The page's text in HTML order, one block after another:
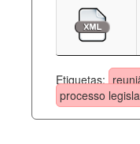
Etiquetas:
processo